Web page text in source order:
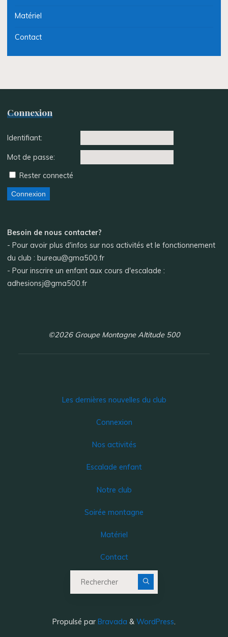
Matériel
Contact
Connexion
Identifiant:
Mot de passe:
Rester connecté
Connexion
Besoin de nous contacter?
- Pour avoir plus d'infos sur nos activités et le fonctionnement
du club : bureau@gma500.fr
- Pour inscrire un enfant aux cours d'escalade :
adhesionsj@gma500.fr
©2026 Groupe Montagne Altitude 500
Les dernières nouvelles du club
Connexion
Nos activités
Escalade enfant
Notre club
Soirée montagne
Matériel
Contact
Propulsé par Bravada & WordPress.